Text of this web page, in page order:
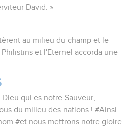
David. »
au milieu du champ et le
et l'Eternel accorda une
qui es notre Sauveur,
du milieu des nations ! #Ainsi
#et nous mettrons notre gloire